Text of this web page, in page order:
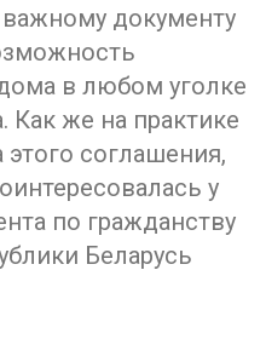
важному документу
в любом уголке
Как же на практике
соглашения,
у
по гражданству
Беларусь